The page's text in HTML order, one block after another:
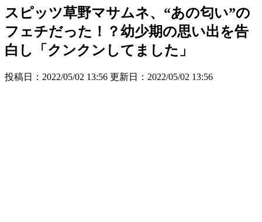
スピッツ草野マサムネ、“あの匂い”の
フェチだった！？幼少期の思い出を告
白し「クンクンしてました」
投稿日：2022/05/02 13:56 更新日： 2022/05/02 13:56